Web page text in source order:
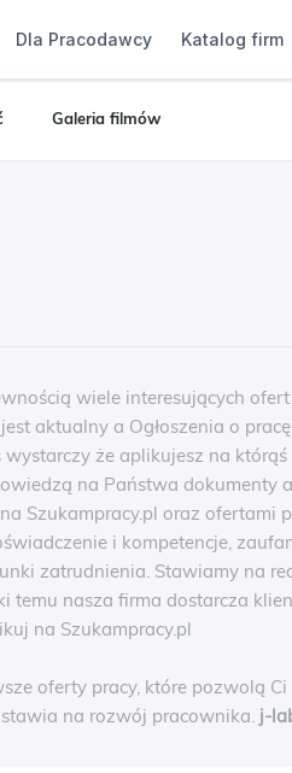
Dla Pracodawcy Katalog firm
Galeria filmów
wiele interesujących
aktualny a Ogłoszenia o
że aplikujesz na
na Państwa dokumenty
Szukampracy.pl oraz ofertami
i kompetencje,
zatrudnienia. Stawiamy na
nasza firma dostarcza
na Szukampracy.pl
oferty pracy, które pozwolą
na rozwój pracownika. j-